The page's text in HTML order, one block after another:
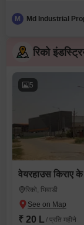
M Md Industrial
रिको
5
वेयरहाउस किराए के
रिको, भिवाडी
₹ 20 L / प्रति महीने